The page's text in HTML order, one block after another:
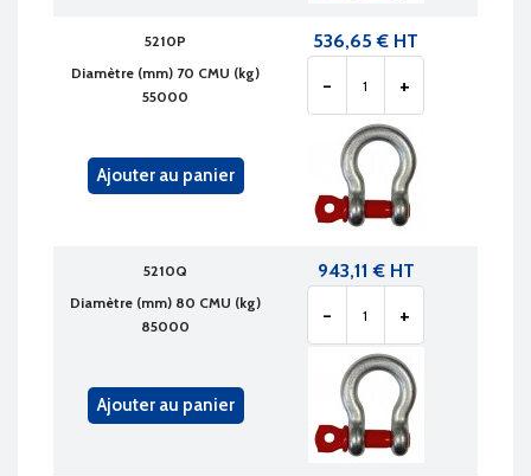
5210P
Diamètre (mm) 70 CMU (kg)
55000
536,65 € HT
- +
Ajouter au panier
5210Q
Diamètre (mm) 80 CMU (kg)
85000
943,11 € HT
- +
Ajouter au panier